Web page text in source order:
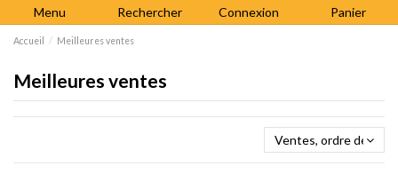
Menu Rechercher Connexion Panier
Accueil Meilleures ventes
Meilleures ventes
Ventes, ordre